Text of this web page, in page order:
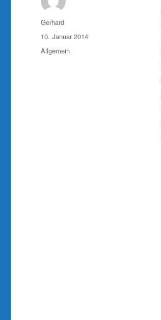
Autor
Gerhard
Veröffentlicht
am
10. Januar 2014
Kategorien
Allgemein